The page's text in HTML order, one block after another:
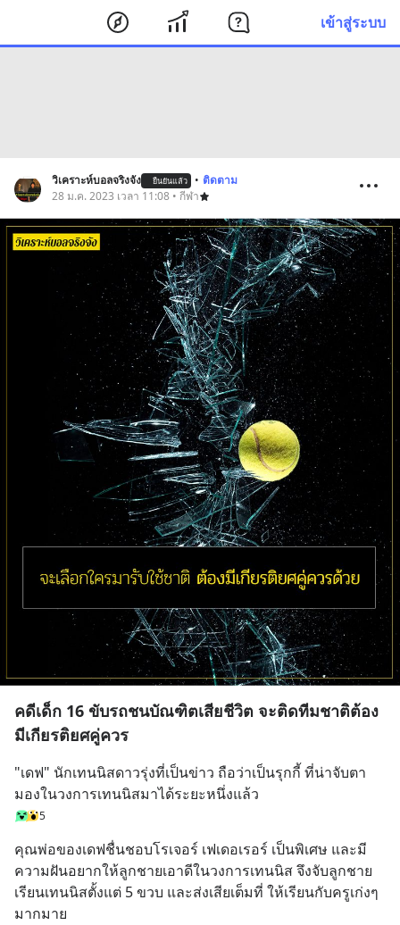
เข้าสู่ระบบ
วิเคราะห์บอลจริงจัง ยืนยันแล้ว • ติดตาม
28 ม.ค. 2023 เวลา 11:08 • กีฬา
คดีเด็ก 16 ขับรถชนบัณฑิตเสียชีวิต จะติดทีมชาติต้อง
มีเกียรติยศคู่ควร
"เดฟ" นักเทนนิสดาวรุ่งที่เป็นข่าว ถือว่าเป็นรุกกี้ ที่น่าจับตา
มองในวงการเทนนิสมาได้ระยะหนึ่งแล้ว
5
คุณพ่อของเดฟชื่นชอบโรเจอร์ เฟเดอเรอร์ เป็นพิเศษ และมี
ความฝันอยากให้ลูกชายเอาดีในวงการเทนนิส จึงจับลูกชาย
เรียนเทนนิสตั้งแต่ 5 ขวบ และส่งเสียเต็มที่ ให้เรียนกับครูเก่งๆ
มากมาย